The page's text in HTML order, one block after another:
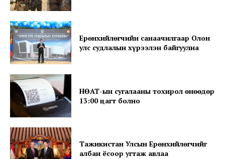
Company
Contact us
Subscription Plans
My account
Ерөнхийлөгчийн санаачилгаар Олон
улс судлалын хүрээлэн байгуулна
НӨАТ-ын сугалааны тохирол өнөөдөр
13:00 цагт болно
Тажикистан Улсын Ерөнхийлөгчийг
албан ёсоор угтаж авлаа